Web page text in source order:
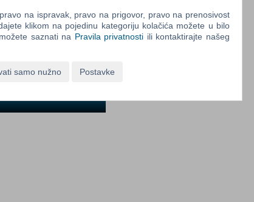
na ispravak, pravo na prigovor, pravo na prenosivost
klikom na pojedinu kategoriju kolačića možete u bilo
saznati na Pravila privatnosti ili kontaktirajte našeg
samo nužno Postavke